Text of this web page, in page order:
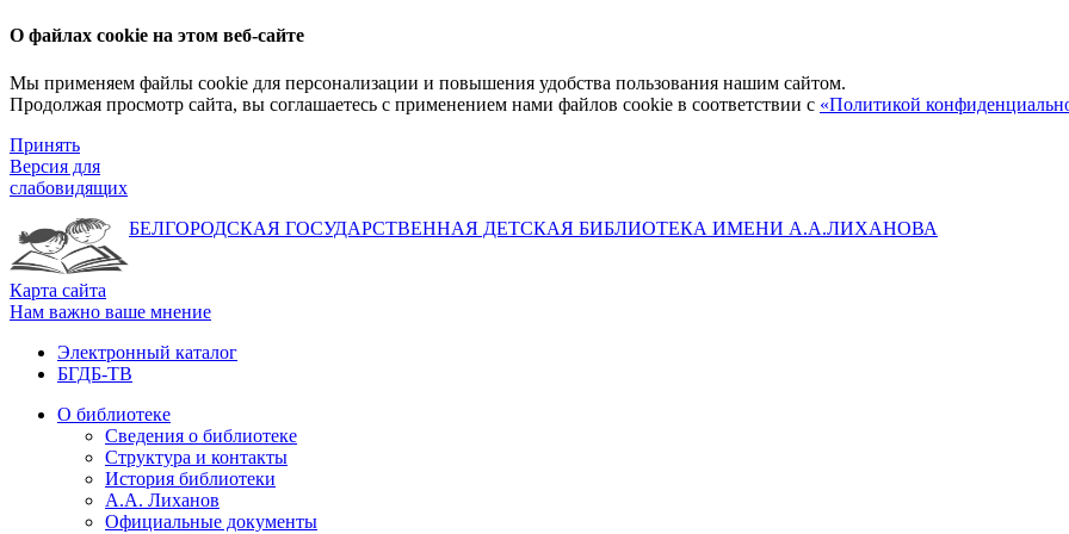
О файлах cookie на этом веб-сайте
Мы применяем файлы cookie для персонализации и повышения удобства пользования нашим сайтом.
Продолжая просмотр сайта, вы соглашаетесь с применением нами файлов cookie в соответствии с «Политикой
Принять
Версия для
слабовидящих
БЕЛГОРОДСКАЯ ГОСУДАРСТВЕННАЯ ДЕТСКАЯ БИБЛИОТЕКА ИМЕНИ А.А.ЛИХАНОВА
Карта сайта
Нам важно ваше мнение
Электронный каталог
БГДБ-ТВ
О библиотеке
Сведения о библиотеке
Структура и контакты
История библиотеки
А.А. Лиханов
Официальные документы